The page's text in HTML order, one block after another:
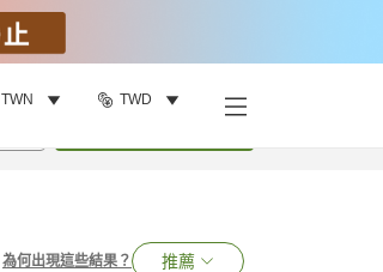
TWN TWD
為何出現這些結果？ 推薦